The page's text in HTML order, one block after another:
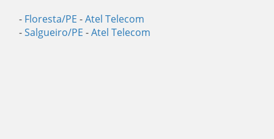
- Floresta/PE -Atel Telecom
-Salgueiro/PE -Atel Telecom